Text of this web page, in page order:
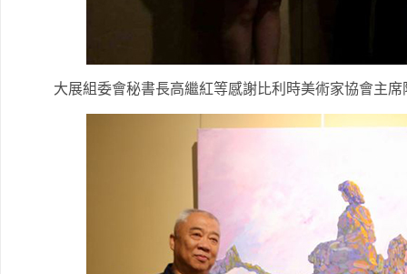
大展組委會秘書長高繼紅等感謝比利時美術家協會主